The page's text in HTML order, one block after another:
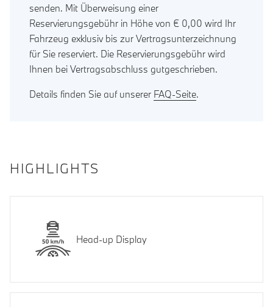
senden. Mit Überweisung einer
Reservierungsgebühr in Höhe von € 0,00 wird Ihr
Fahrzeug exklusiv bis zur Vertragsunterzeichnung
für Sie reserviert. Die Reservierungsgebühr wird
Ihnen bei Vertragsabschluss gutgeschrieben.
Details finden Sie auf unserer FAQ-Seite.
HIGHLIGHTS
Head-up Display